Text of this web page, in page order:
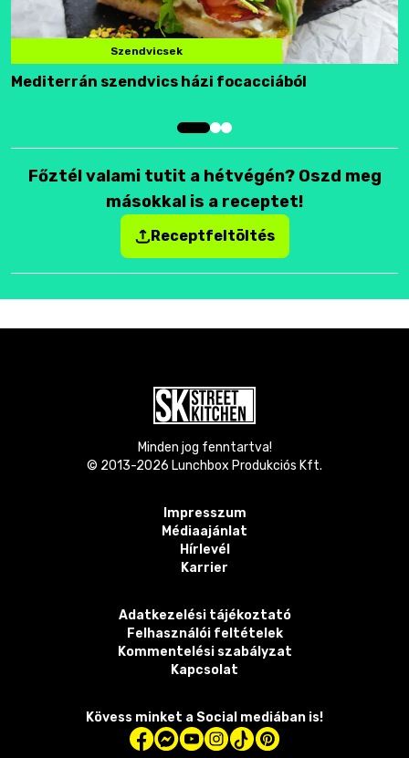
Szendvicsek
Mediterrán szendvics házi focacciából
Főztél valami tutit a hétvégén? Oszd meg
másokkal is a receptet!
Receptfeltöltés
Minden jog fenntartva!
© 2013-2026 Lunchbox Produkciós Kft.
Impresszum
Médiaajánlat
Hírlevél
Karrier
Adatkezelési tájékoztató
Felhasználói feltételek
Kommentelési szabályzat
Kapcsolat
Kövess minket a Social mediában is!